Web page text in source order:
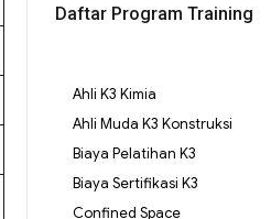
Daftar Program Training
Ahli K3 Kimia
Ahli Muda K3 Konstruksi
Biaya Pelatihan K3
Biaya Sertifikasi K3
Confined Space